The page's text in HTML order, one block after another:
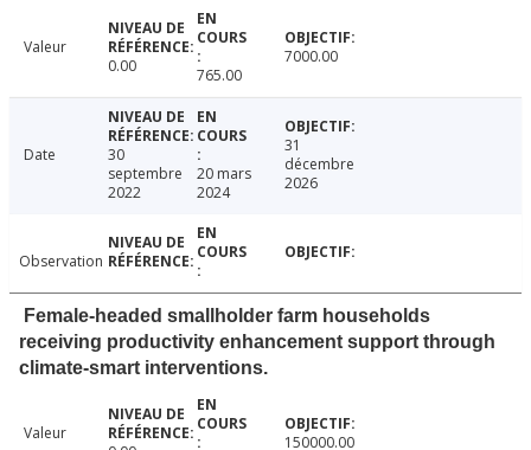
Valeur
0.00
765.00
7000.00
Date
30
septembre
2022
20 mars
2024
31
décembre
2026
Observation
Female-headed smallholder farm households
receiving productivity enhancement support through
climate-smart interventions.
Valeur
150000.00